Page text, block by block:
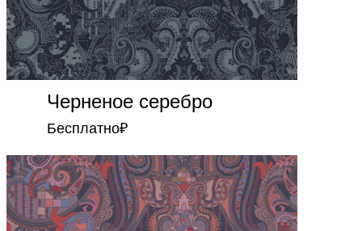
Черненое серебро
Бесплатно₽